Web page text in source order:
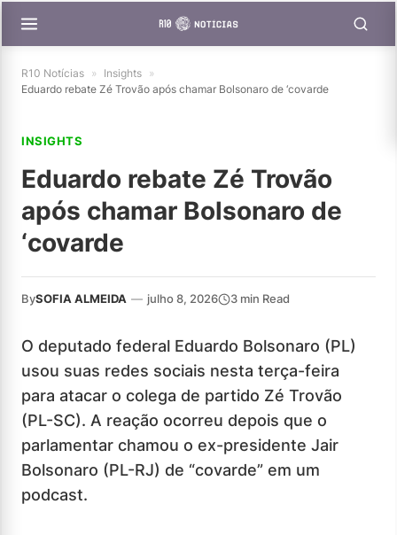
R10 Notícias » Insights »
Eduardo rebate Zé Trovão após chamar Bolsonaro de ‘covarde
INSIGHTS
Eduardo rebate Zé Trovão
após chamar Bolsonaro de
‘covarde
BySOFIA ALMEIDA — julho 8, 2026 3 min Read
O deputado federal Eduardo Bolsonaro (PL)
usou suas redes sociais nesta terça-feira
para atacar o colega de partido Zé Trovão
(PL-SC). A reação ocorreu depois que o
parlamentar chamou o ex-presidente Jair
Bolsonaro (PL-RJ) de “covarde” em um
podcast.